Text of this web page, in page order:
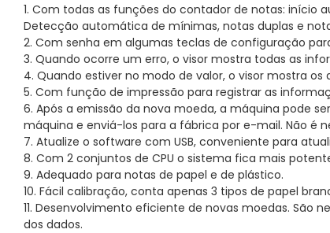
1. Com todas as funções do contador de notas:
Detecção automática de mínimas, notas duplas e
2. Com senha em algumas teclas de configuração
3. Quando ocorre um erro, o visor mostra todas as
4. Quando estiver no modo de valor, o visor mostra
5. Com função de impressão para registrar as
6. Após a emissão da nova moeda, a máquina pode
máquina e enviá-los para a fábrica por e-mail. Não é
7. Atualize o software com USB, conveniente para
8. Com 2 conjuntos de CPU o sistema fica mais
9. Adequado para notas de papel e de plástico.
10. Fácil calibração, conta apenas 3 tipos de papel
11. Desenvolvimento eficiente de novas moedas. São
dos dados.